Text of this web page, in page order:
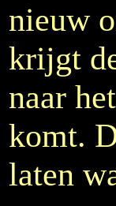
nieuw
krijgt
naar
komt.
laten